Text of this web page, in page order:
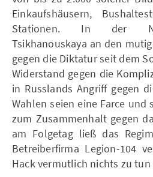
Einkaufshäusern,
Stationen. In der
Tsikhanouskaya an den
gegen die Diktatur seit dem
Widerstand gegen die
in Russlands Angriff gegen
Wahlen seien eine Farce
zum Zusammenhalt gegen
am Folgetag ließ das
Betreiberfirma Legion-104
Hack vermutlich nichts zu